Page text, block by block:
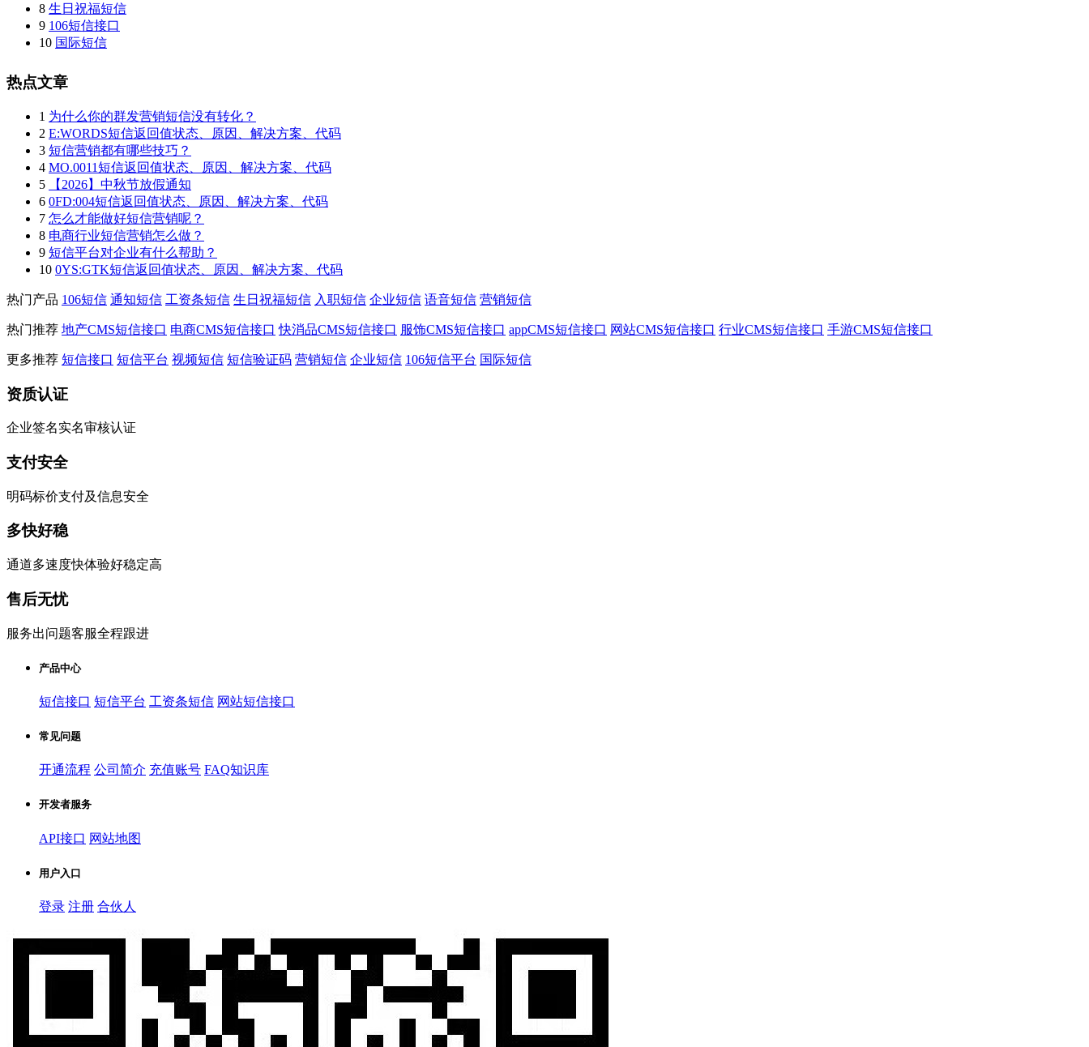
8 生日祝福短信
9 106短信接口
10 国际短信
热点文章
1 为什么你的群发营销短信没有转化？
2 E:WORDS短信返回值状态、原因、解决方案、代码
3 短信营销都有哪些技巧？
4 MO.0011短信返回值状态、原因、解决方案、代码
5
【2026】中秋节放假通知
6 0FD:004短信返回值状态、原因、解决方案、代码
7 怎么才能做好短信营销呢？
8 电商行业短信营销怎么做？
9 短信平台对企业有什么帮助？
10 0YS:GTK短信返回值状态、原因、解决方案、代码
热门产品 106短信 通知短信 工资条短信 生日祝福短信 入职短信 企业短信 语音短信 营销短信
热门推荐 地产CMS短信接口 电商CMS短信接口 快消品CMS短信接口 服饰CMS短信接口 appCMS短信接口 网站CMS短信接口 行业CMS短信接口 手游CMS短信接口
更多推荐 短信接口 短信平台 视频短信 短信验证码 营销短信 企业短信 106短信平台 国际短信
资质认证
企业签名实名审核认证
支付安全
明码标价支付及信息安全
多快好稳
通道多速度快体验好稳定高
售后无忧
服务出问题客服全程跟进
产品中心
短信接口 短信平台 工资条短信 网站短信接口
常见问题
开通流程 公司简介 充值账号 FAQ知识库
开发者服务
API接口 网站地图
用户入口
登录 注册 合伙人